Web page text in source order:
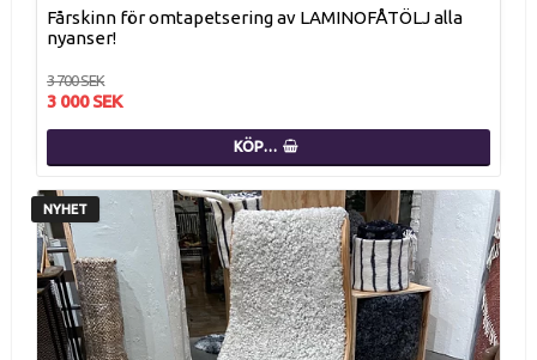
Fårskinn för omtapetsering av LAMINOFÅTÖLJ alla
nyanser!
3 700 SEK
3 000 SEK
KÖP…
NYHET